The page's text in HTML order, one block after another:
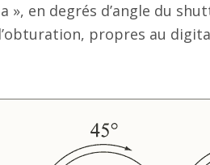
en degrés d’angle du
propres au